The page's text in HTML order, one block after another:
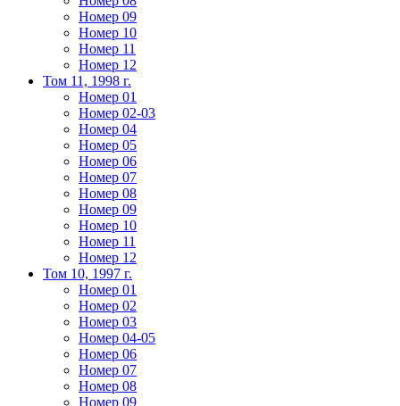
Номер 09
Номер 10
Номер 11
Номер 12
Том 11, 1998 г.
Номер 01
Номер 02-03
Номер 04
Номер 05
Номер 06
Номер 07
Номер 08
Номер 09
Номер 10
Номер 11
Номер 12
Том 10, 1997 г.
Номер 01
Номер 02
Номер 03
Номер 04-05
Номер 06
Номер 07
Номер 08
Номер 09